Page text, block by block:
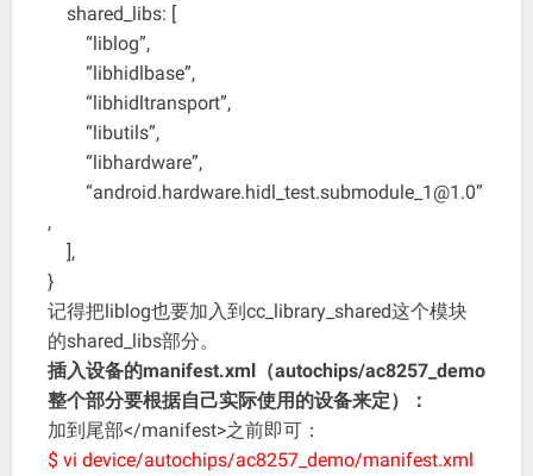
shared_libs: [
“liblog”,
“libhidlbase”,
“libhidltransport”,
“libutils”,
“libhardware”,
“android.hardware.hidl_test.submodule_1@1.0”
,
],
}
记得把liblog也要加入到cc_library_shared这个模块
的shared_libs部分。
插入设备的manifest.xml（autochips/ac8257_demo
整个部分要根据自己实际使用的设备来定）：
加到尾部</manifest>之前即可：
$ vi device/autochips/ac8257_demo/manifest.xml